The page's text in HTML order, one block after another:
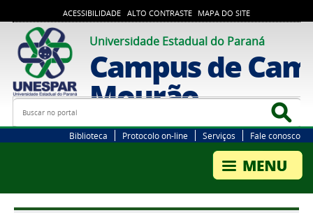
ACESSIBILIDADE ALTO CONTRASTE MAPA DO SITE
Universidade Estadual do Paraná
Campus de
Mourão
Busca
Biblioteca Protocolo on-line Serviços Fale conosco